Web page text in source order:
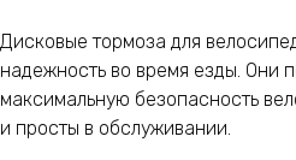
Дисковые тормоза для
надежность во время езды. Они
максимальную безопасность
и просты в обслуживании.